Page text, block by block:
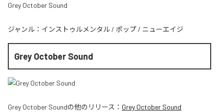
Grey October Sound
ジャンル： インストゥルメンタル / ポップ / ニューエイジ
Grey October Sound
Grey October Soundの他のリリース： Grey October Sound